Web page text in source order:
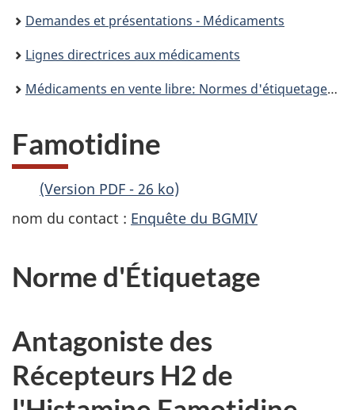
Demandes et présentations - Médicaments
Lignes directrices aux médicaments
Médicaments en vente libre: Normes d'étiquetages - Produits pharmaceutiques
Famotidine
(Version PDF - 26 ko)
nom du contact : Enquête du BGMIV
Norme d'Étiquetage
Antagoniste des
Récepteurs H2 de